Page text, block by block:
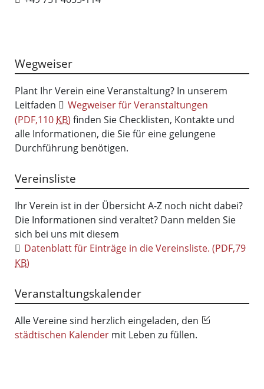
Wegweiser
Plant Ihr Verein eine Veranstaltung? In unserem
Leitfaden
Wegweiser für Veranstaltungen
(PDF,110 KB) finden Sie Checklisten, Kontakte und
alle Informationen, die Sie für eine gelungene
Durchführung benötigen.
Vereinsliste
Ihr Verein ist in der Übersicht A-Z noch nicht dabei?
Die Informationen sind veraltet? Dann melden Sie
sich bei uns mit diesem
Datenblatt für Einträge in die Vereinsliste. (PDF,79
KB)
Veranstaltungskalender
Alle Vereine sind herzlich eingeladen, den
städtischen Kalender mit Leben zu füllen.